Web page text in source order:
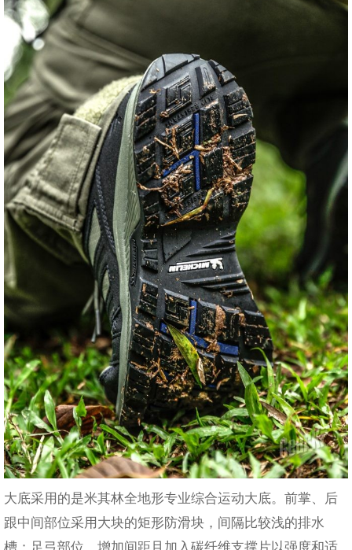
大底采用的是米其林全地形专业综合运动大底。前掌、后
跟中间部位采用大块的矩形防滑块，间隔比较浅的排水
槽；足弓部位，增加间距且加入碳纤维支撑片以强度和适